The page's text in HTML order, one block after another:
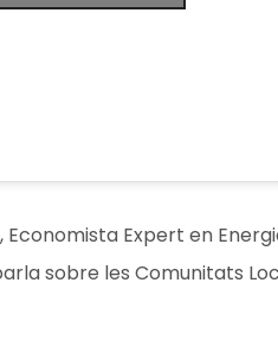
, Economista Expert en
sobre les Comunitats